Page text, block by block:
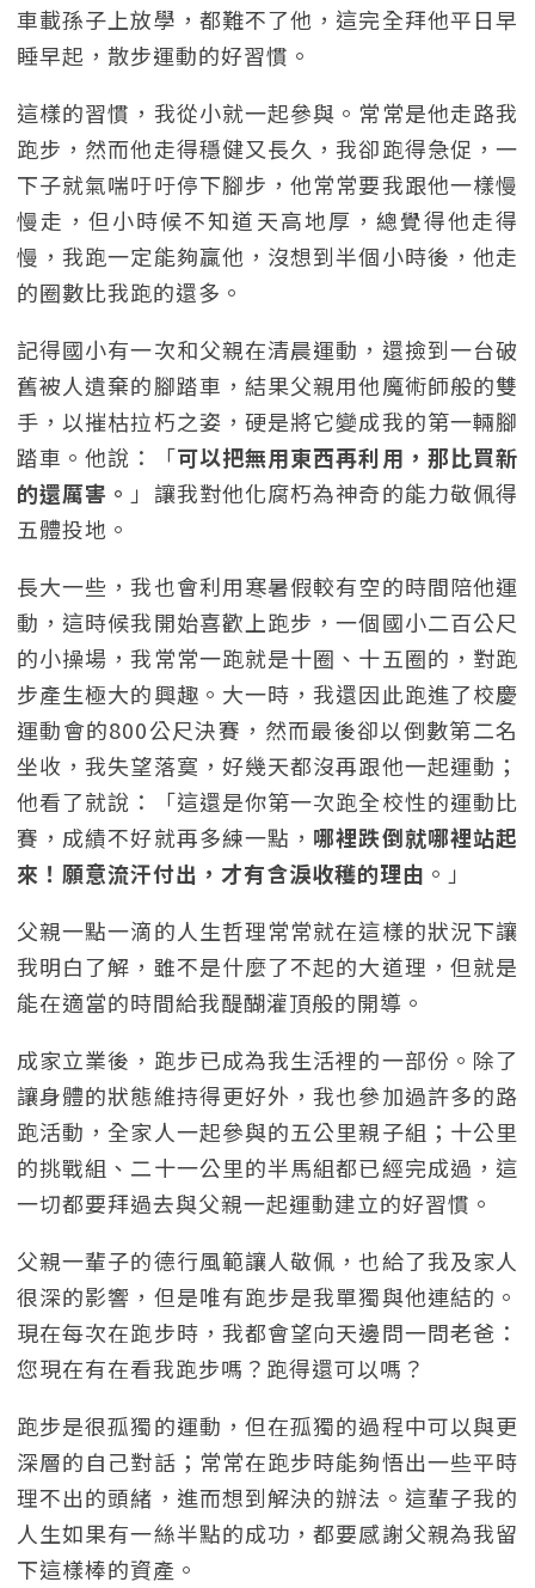
車載孫子上放學，都難不了他，這完全拜他平日早
睡早起，散步運動的好習慣。
這樣的習慣，我從小就一起參與。常常是他走路我
跑步，然而他走得穩健又長久，我卻跑得急促，一
下子就氣喘吁吁停下腳步，他常常要我跟他一樣慢
慢走，但小時候不知道天高地厚，總覺得他走得
慢，我跑一定能夠贏他，沒想到半個小時後，他走
的圈數比我跑的還多。
記得國小有一次和父親在清晨運動，還撿到一台破
舊被人遺棄的腳踏車，結果父親用他魔術師般的雙
手，以摧枯拉朽之姿，硬是將它變成我的第一輛腳
踏車。他說：「可以把無用東西再利用，那比買新
的還厲害。 」讓我對他化腐朽為神奇的能力敬佩得
五體投地。
長大一些，我也會利用寒暑假較有空的時間陪他運
動，這時候我開始喜歡上跑步，一個國小二百公尺
的小操場，我常常一跑就是十圈、十五圈的，對跑
步產生極大的興趣。大一時，我還因此跑進了校慶
運動會的800公尺決賽，然而最後卻以倒數第二名
坐收，我失望落寞，好幾天都沒再跟他一起運動；
他看了就說：「這還是你第一次跑全校性的運動比
賽，成績不好就再多練一點， 哪裡跌倒就哪裡站起
來！願意流汗付出，才有含淚收穫的理由 。」
父親一點一滴的人生哲理常常就在這樣的狀況下讓
我明白了解，雖不是什麼了不起的大道理，但就是
能在適當的時間給我醍醐灌頂般的開導。
成家立業後，跑步已成為我生活裡的一部份。除了
讓身體的狀態維持得更好外，我也參加過許多的路
跑活動，全家人一起參與的五公里親子組；十公里
的挑戰組、二十一公里的半馬組都已經完成過，這
一切都要拜過去與父親一起運動建立的好習慣。
父親一輩子的德行風範讓人敬佩，也給了我及家人
很深的影響，但是唯有跑步是我單獨與他連結的。
現在每次在跑步時，我都會望向天邊問一問老爸：
您現在有在看我跑步嗎？跑得還可以嗎？
跑步是很孤獨的運動，但在孤獨的過程中可以與更
深層的自己對話；常常在跑步時能夠悟出一些平時
理不出的頭緒，進而想到解決的辦法。這輩子我的
人生如果有一絲半點的成功，都要感謝父親為我留
下這樣棒的資產。